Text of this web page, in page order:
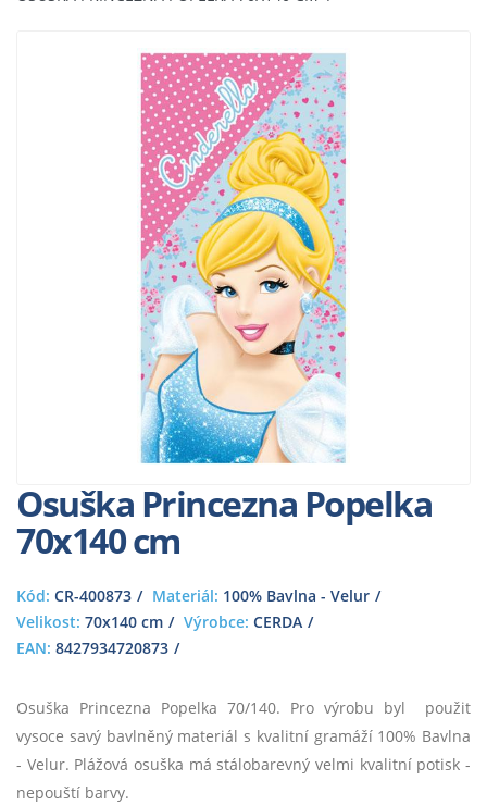
Osuška Princezna Popelka
70x140 cm
Kód: CR-400873 Materiál: 100% Bavlna - Velur
Velikost: 70x140 cm Výrobce: CERDA
EAN: 8427934720873
Osuška Princezna Popelka 70/140. Pro výrobu byl použit
vysoce savý bavlněný materiál s kvalitní gramáží 100% Bavlna
- Velur. Plážová osuška má stálobarevný velmi kvalitní potisk -
nepouští barvy.